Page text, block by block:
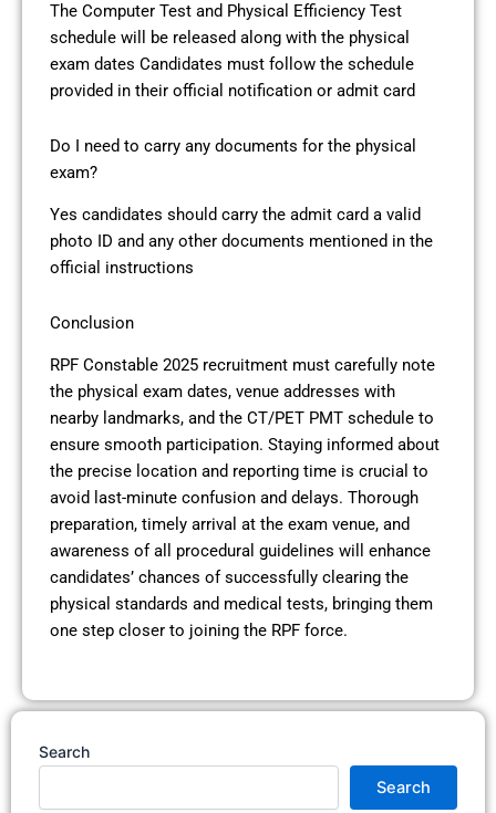
The Computer Test and Physical Efficiency Test
schedule will be released along with the physical
exam dates Candidates must follow the schedule
provided in their official notification or admit card
Do I need to carry any documents for the physical
exam?
Yes candidates should carry the admit card a valid
photo ID and any other documents mentioned in the
official instructions
Conclusion
RPF Constable 2025 recruitment must carefully note
the physical exam dates, venue addresses with
nearby landmarks, and the CT/PET PMT schedule to
ensure smooth participation. Staying informed about
the precise location and reporting time is crucial to
avoid last-minute confusion and delays. Thorough
preparation, timely arrival at the exam venue, and
awareness of all procedural guidelines will enhance
candidates’ chances of successfully clearing the
physical standards and medical tests, bringing them
one step closer to joining the RPF force.
Search
Search